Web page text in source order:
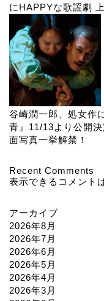
にHAPPYな歌謡劇
谷崎潤一郎、処女作
青』11/13より公開
面写真一挙解禁！
Recent Comments
表示できるコメント
アーカイブ
2026年8月
2026年7月
2026年6月
2026年5月
2026年4月
2026年3月